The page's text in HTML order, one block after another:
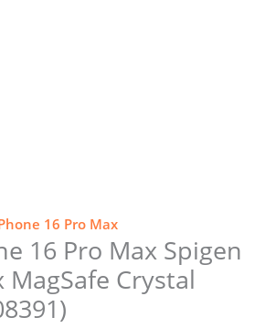
16 Pro Max
16 Pro Max Spigen
MagSafe Crystal